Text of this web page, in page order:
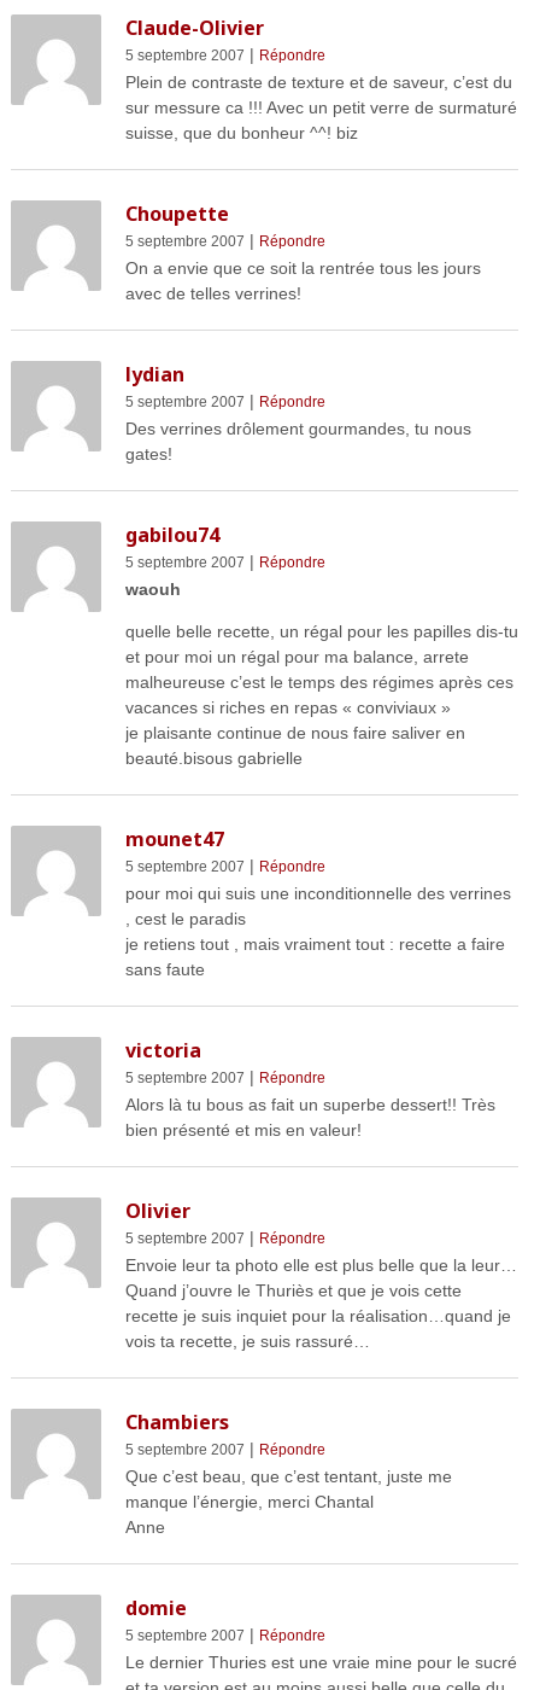
Claude-Olivier
5 septembre 2007 | Répondre
Plein de contraste de texture et de saveur, c’est du
sur messure ca !!! Avec un petit verre de surmaturé
suisse, que du bonheur ^^! biz
Choupette
5 septembre 2007 | Répondre
On a envie que ce soit la rentrée tous les jours
avec de telles verrines!
lydian
5 septembre 2007 | Répondre
Des verrines drôlement gourmandes, tu nous
gates!
gabilou74
5 septembre 2007 | Répondre
waouh
quelle belle recette, un régal pour les papilles dis-tu
et pour moi un régal pour ma balance, arrete
malheureuse c’est le temps des régimes après ces
vacances si riches en repas « conviviaux »
je plaisante continue de nous faire saliver en
beauté.bisous gabrielle
mounet47
5 septembre 2007 | Répondre
pour moi qui suis une inconditionnelle des verrines
, cest le paradis
je retiens tout , mais vraiment tout : recette a faire
sans faute
victoria
5 septembre 2007 | Répondre
Alors là tu bous as fait un superbe dessert!! Très
bien présenté et mis en valeur!
Olivier
5 septembre 2007 | Répondre
Envoie leur ta photo elle est plus belle que la leur…
Quand j’ouvre le Thuriès et que je vois cette
recette je suis inquiet pour la réalisation…quand je
vois ta recette, je suis rassuré…
Chambiers
5 septembre 2007 | Répondre
Que c’est beau, que c’est tentant, juste me
manque l’énergie, merci Chantal
Anne
domie
5 septembre 2007 | Répondre
Le dernier Thuries est une vraie mine pour le sucré